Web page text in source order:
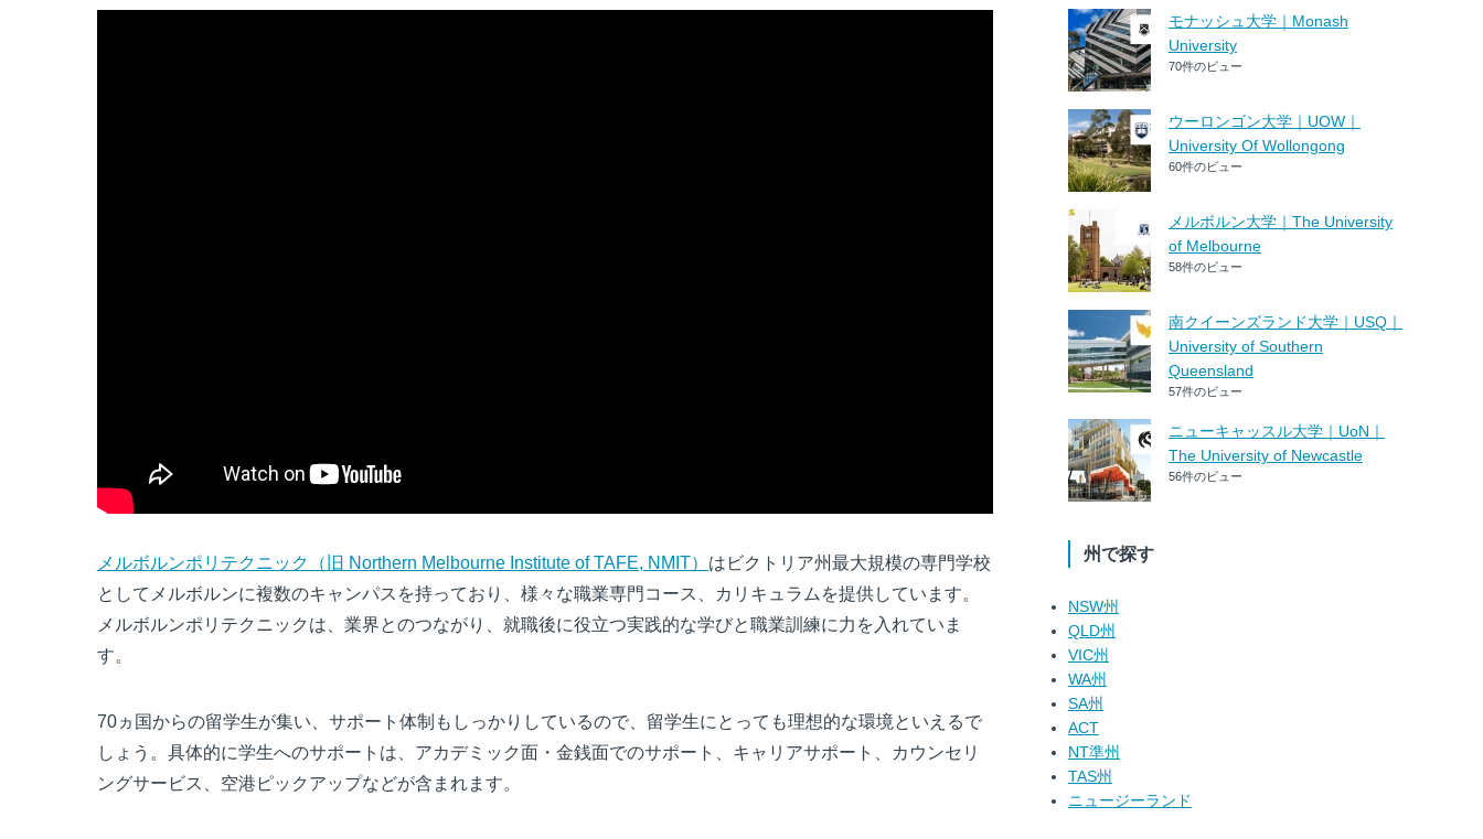
メルボルンポリテクニック（旧 Northern Melbourne Institute of TAFE, NMIT） はビクトリア州最大規模の専門学校
としてメルボルンに複数のキャンパスを持っており、様々な職業専門コース、カリキュラムを提供しています。
メルボルンポリテクニックは、業界とのつながり、就職後に役立つ実践的な学びと職業訓練に力を入れていま
す。
70ヵ国からの留学生が集い、サポート体制もしっかりしているので、留学生にとっても理想的な環境といえるで
しょう。具体的に学生へのサポートは、アカデミック面・金銭面でのサポート、キャリアサポート、カウンセリ
ングサービス、空港ピックアップなどが含まれます。
モナッシュ大学｜Monash
University
70件のビュー
ウーロンゴン大学｜UOW｜
University Of Wollongong
60件のビュー
メルボルン大学｜The University
of Melbourne
58件のビュー
南クイーンズランド大学｜USQ｜
University of Southern
Queensland
57件のビュー
ニューキャッスル大学｜UoN｜
The University of Newcastle
56件のビュー
州で探す
NSW州
QLD州
VIC州
WA州
SA州
ACT
NT準州
TAS州
ニュージーランド